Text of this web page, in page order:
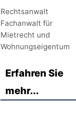
Rechtsanwalt
Fachanwalt für
Mietrecht und
Wohnungseigentum
Erfahren Sie
mehr...